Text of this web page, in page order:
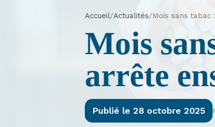
Accueil/Actualités/Mois sans
Mois
arrête
Publié le 28 octobre 2025